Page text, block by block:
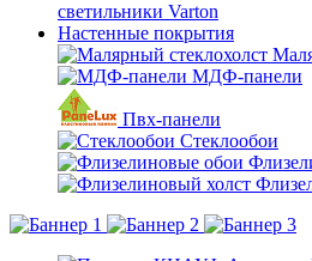
светильники Varton
Настенные покрытия
МДФ-панели
Пвх-панели
Стеклообои